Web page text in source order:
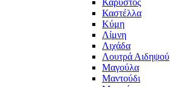
Κάρυστος
Καστέλλα
Κύμη
Λίμνη
Λιχάδα
Λουτρά Αιδηψού
Μαγούλα
Μαντούδι